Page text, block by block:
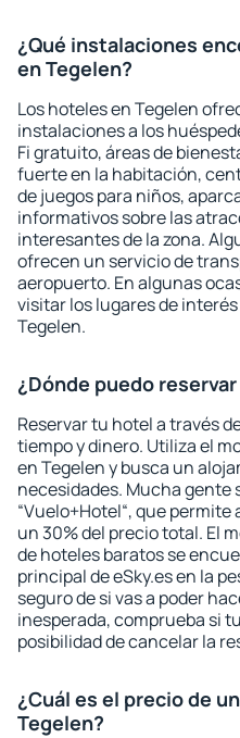
¿Qué instalaciones
en Tegelen?
Los hoteles en Tegelen
instalaciones a los
Fi gratuito, áreas de
fuerte en la habitación,
de juegos para niños,
informativos sobre las
interesantes de la zona.
ofrecen un servicio de
aeropuerto. En algunas
visitar los lugares de
Tegelen.
¿Dónde puedo
Reservar tu hotel a través
tiempo y dinero. Utiliza el
en Tegelen y busca un
necesidades. Mucha gente
“Vuelo+Hotel“, que
un 30% del precio total. El
de hoteles baratos se
principal de eSky.es en la
seguro de si vas a poder
inesperada, comprueba si
posibilidad de cancelar la
¿Cuál es el precio de
Tegelen?